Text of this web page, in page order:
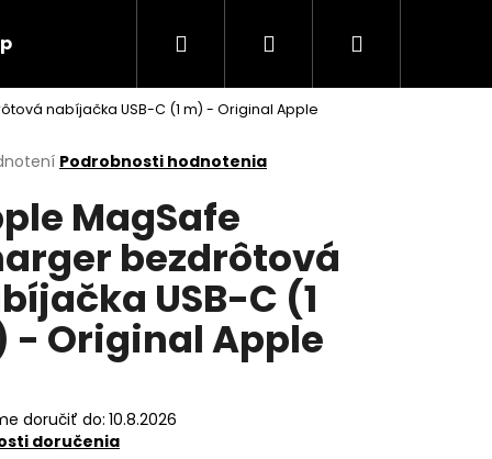
Kontakt
Hľadať PrihlásenieNákupný
nabíjačka USB-C (1 m) - Original Apple
Podrobnosti hodnotenia
MagSafe
bezdrôtová
USB-C (1
- Original Apple
doručiť do: 10.8.2026
doručenia